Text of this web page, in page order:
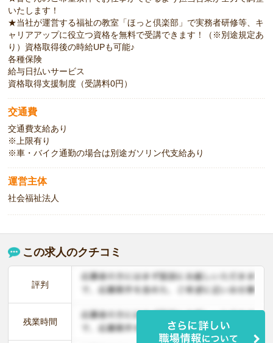
いたします！
★当社が運営する福祉の教室「ほっと倶楽部」で実務者研修等、キ
ャリアアップに役立つ資格を無料で受講できます！（※別途規定あ
り）資格取得後の時給UPも可能♪
各種保険
給与日払いサービス
資格取得支援制度（受講料0円）
交通費
交通費支給あり
※上限有り
※車・バイク通勤の場合は別途ガソリン代支給あり
運営主体
社会福祉法人
この求人のクチコミ
評判
残業時間